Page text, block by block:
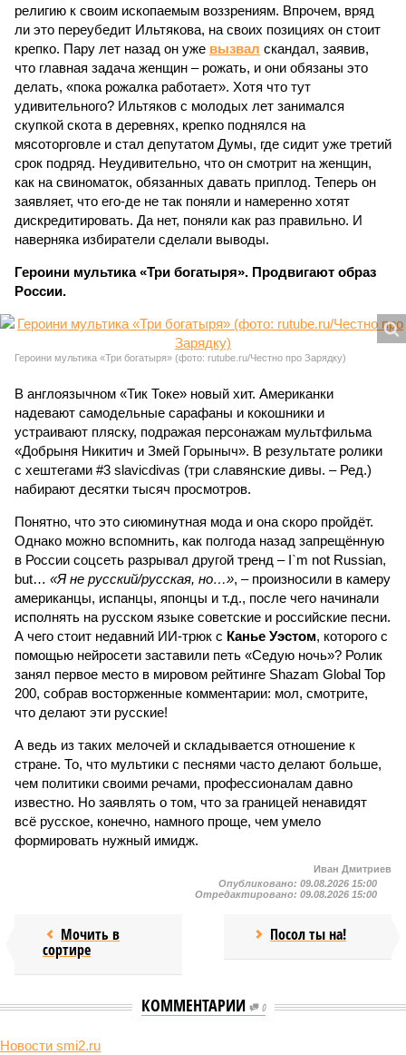
религию к своим ископаемым воззрениям. Впрочем, вряд
ли это переубедит Ильтякова, на своих позициях он стоит
крепко. Пару лет назад он уже вызвал скандал, заявив,
что главная задача женщин – рожать, и они обязаны это
делать, «пока рожалка работает». Хотя что тут
удивительного? Ильтяков с молодых лет занимался
скупкой скота в деревнях, крепко поднялся на
мясоторговле и стал депутатом Думы, где сидит уже третий
срок подряд. Неудивительно, что он смотрит на женщин,
как на свиноматок, обязанных давать приплод. Теперь он
заявляет, что его-де не так поняли и намеренно хотят
дискредитировать. Да нет, поняли как раз правильно. И
наверняка избиратели сделали выводы.
Героини мультика «Три богатыря». Продвигают образ
России.
Героини мультика «Три богатыря» (фото: rutube.ru/Честно про Зарядку)
В англоязычном «Тик Токе» новый хит. Американки
надевают самодельные сарафаны и кокошники и
устраивают пляску, подражая персонажам мультфильма
«Добрыня Никитич и Змей Горыныч». В результате ролики
с хештегами #3 slavicdivas (три славянские дивы. – Ред.)
набирают десятки тысяч просмотров.
Понятно, что это сиюминутная мода и она скоро пройдёт.
Однако можно вспомнить, как полгода назад запрещённую
в России соцсеть разрывал другой тренд – I`m not Russian,
but… «Я не русский/русская, но…», – произносили в камеру
американцы, испанцы, японцы и т.д., после чего начинали
исполнять на русском языке советские и российские песни.
А чего стоит недавний ИИ-трюк с Канье Уэстом, которого с
помощью нейросети заставили петь «Седую ночь»? Ролик
занял первое место в мировом рейтинге Shazam Global Top
200, собрав восторженные комментарии: мол, смотрите,
что делают эти русские!
А ведь из таких мелочей и складывается отношение к
стране. То, что мультики с песнями часто делают больше,
чем политики своими речами, профессионалам давно
известно. Но заявлять о том, что за границей ненавидят
всё русское, конечно, намного проще, чем умело
формировать нужный имидж.
Иван Дмитриев
Опубликовано: 09.08.2026 15:00
Отредактировано: 09.08.2026 15:00
Мочить в
сортире
Посол ты на!
КОММЕНТАРИИ 0
Новости smi2.ru